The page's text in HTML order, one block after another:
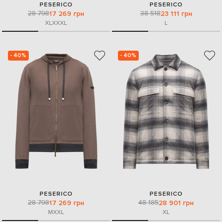
PESERICO
28 79817 269 грн
XLXXXL
PESERICO
38 51823 111 грн
L
- 40%
PESERICO
28 79817 269 грн
MXXL
- 40%
PESERICO
48 18528 901 грн
XL